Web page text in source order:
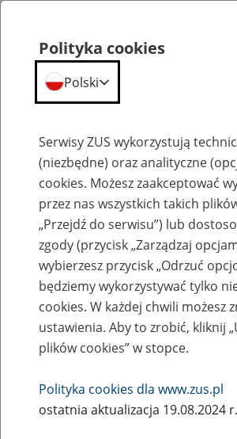
Komunikaty
Utrudnienia w
elektronicznych z programu
wydawaniu potwierdzeń dla
internetowych EWD w
Wrocławiu
Polityka cookies
Polski
Serwisy ZUS wykorzystują
(niezbędne) oraz analityczne
cookies. Możesz zaakceptować
przez nas wszystkich takich
„Przejdź do serwisu”) lub
zgody (przycisk „Zarządzaj
wybierzesz przycisk „Odrzuć
będziemy wykorzystywać tylko
cookies. W każdej chwili możesz
ustawienia. Aby to zrobić, kliknij
plików cookies” w stopce.
Polityka cookies dla www.zus.pl
ostatnia aktualizacja 19.08.2024 r.